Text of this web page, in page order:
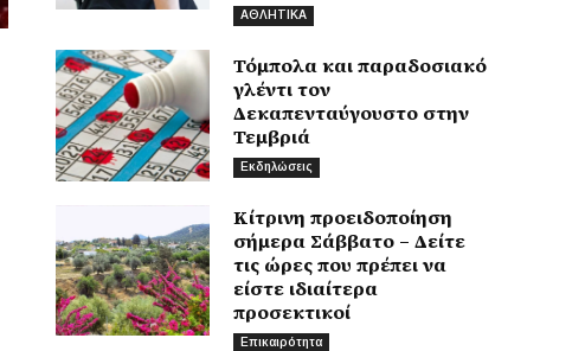
ΑΘΛΗΤΙΚΑ
Τόμπολα και παραδοσιακό
γλέντι τον
Δεκαπενταύγουστο στην
Τεμβριά
Εκδηλώσεις
Κίτρινη προειδοποίηση
σήμερα Σάββατο – Δείτε
τις ώρες που πρέπει να
είστε ιδιαίτερα
προσεκτικοί
Επικαιρότητα